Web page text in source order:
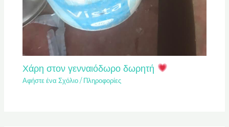
Χάρη στον γενναιόδωρο δωρητή
Αφήστε ένα Σχόλιο / Πληροφορίες